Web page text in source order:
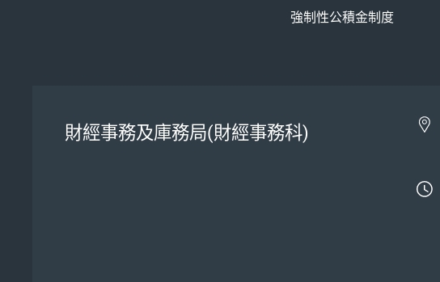
強制性公積金制度
財經事務及庫務局(財經事務科)